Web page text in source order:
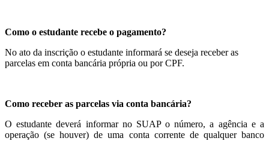
Como o estudante recebe o pagamento?
No ato da inscrição o estudante informará se deseja receber as
parcelas em conta bancária própria ou por CPF.
Como receber as parcelas via conta bancária?
O estudante deverá informar no SUAP o número, a agência e a
operação (se houver) de uma conta corrente de qualquer banco